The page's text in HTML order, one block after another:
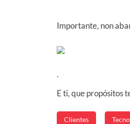
Importante, non
.
E ti, que propósitos
Clientes